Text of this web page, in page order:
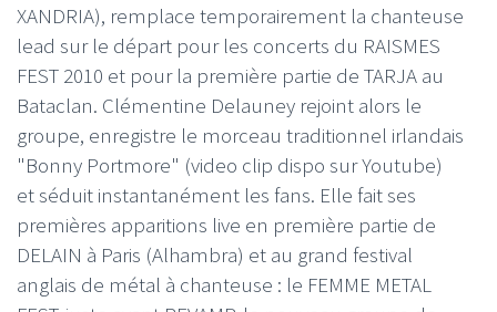
XANDRIA), remplace temporairement la chanteuse
lead sur le départ pour les concerts du RAISMES
FEST 2010 et pour la première partie de TARJA au
Bataclan. Clémentine Delauney rejoint alors le
groupe, enregistre le morceau traditionnel irlandais
"Bonny Portmore" (video clip dispo sur Youtube)
et séduit instantanément les fans. Elle fait ses
premières apparitions live en première partie de
DELAIN à Paris (Alhambra) et au grand festival
anglais de métal à chanteuse : le FEMME METAL